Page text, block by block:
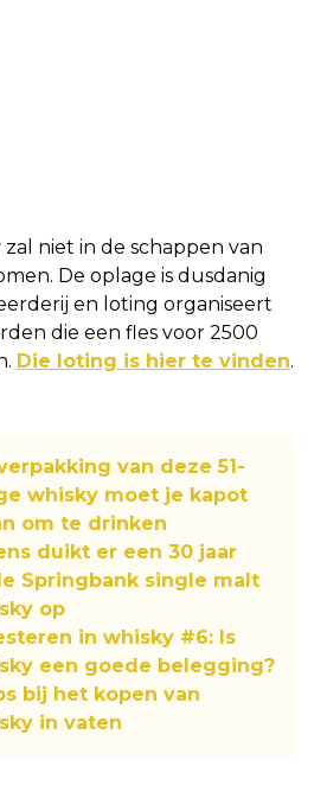
niet in de schappen van
De oplage is dusdanig
en loting organiseert
die een fles voor 2500
Die loting is hier te vinden.
van deze 51-
whisky moet je kapot
om te drinken
duikt er een 30 jaar
Springbank single malt
op
in whisky #6: Is
een goede belegging?
bij het kopen van
in vaten